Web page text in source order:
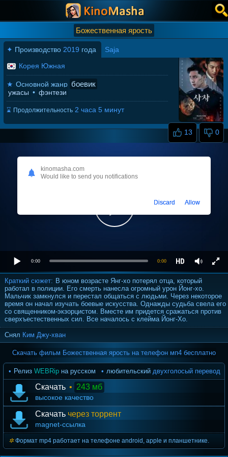
Божественная ярость
✦ Производство 2019 года Saja
13 0
Корея Южная
★ Основной жанр боевик
ужасы • фэнтези
⌛ Продолжительность 2 часа 5 минут
0:00 0:00
Краткий сюжет: В юном возрасте Янг-хо потерял отца, который
работал в полиции. Его смерть нанесла огромный урон Йонг-хо.
Мальчик замкнулся и перестал общаться с людьми. Через некоторое
время он начал изучать боевые искусства. Однажды судьба свела его
со священником-экзорцистом. Вместе им придется сражаться против
сверхъестественных сил. Все началось с клейма Йонг-Хо.
Снял Ким Джу-хван
Скачать фильм Божественная ярость на телефон мп4 бесплатно
Релиз WEBRip на русском любительский двухголосый перевод
Скачать • 243 мб
высокое качество
Скачать через торрент
magnet-ссылка
Формат mp4 работает на телефоне android, apple и планшетнике.
kinomasha.com
Would like to send you notifications
Discard Allow